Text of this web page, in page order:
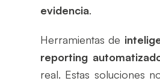
evidencia.
Herramientas de
reporting
real. Estas soluciones